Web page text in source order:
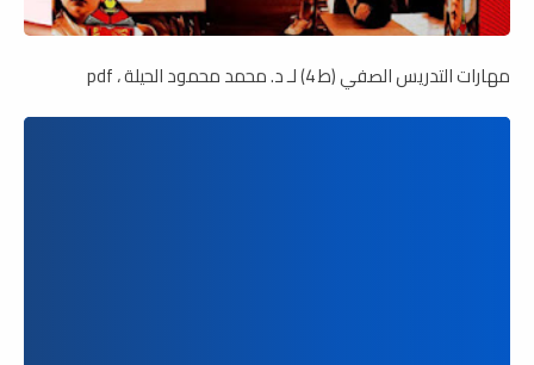
مهارات التدريس الصفي (ط 4) لـ د. محمد محمود الحيلة ، pdf